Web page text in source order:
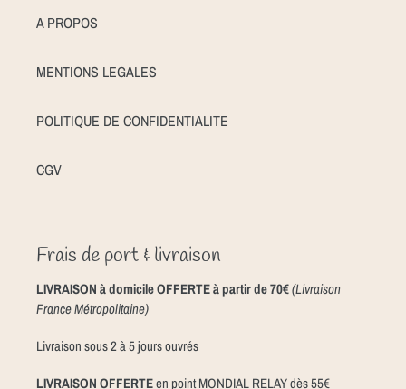
A PROPOS
MENTIONS LEGALES
POLITIQUE DE CONFIDENTIALITE
CGV
Frais de port & livraison
LIVRAISON à domicile OFFERTE à partir de 70€(Livraison
France Métropolitaine)
Livraison sous 2 à 5 jours ouvrés
LIVRAISON OFFERTEen point MONDIAL RELAY dès 55€